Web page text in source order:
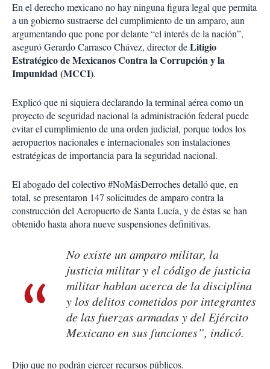
En el derecho mexicano no hay ninguna figura legal que permita
a un gobierno sustraerse del cumplimiento de un amparo, aun
argumentando que pone por delante “el interés de la nación”,
aseguró Gerardo Carrasco Chávez, director deLitigio
Estratégico de Mexicanos Contra la Corrupción y la
Impunidad (MCCI).
Explicó que ni siquiera declarando la terminal aérea como un
proyecto de seguridad nacional la administración federal puede
evitar el cumplimiento de una orden judicial, porque todos los
aeropuertos nacionales e internacionales son instalaciones
estratégicas de importancia para la seguridad nacional.
El abogado del colectivo #NoMásDerroches detalló que, en
total, se presentaron 147 solicitudes de amparo contra la
construcción del Aeropuerto de Santa Lucía, y de éstas se han
obtenido hasta ahora nueve suspensiones definitivas.
No existe un amparo militar, la
justicia militar y el código de justicia
militar hablan acerca de la disciplina
y los delitos cometidos por integrantes
de las fuerzas armadas y del Ejército
Mexicano en sus funciones”, indicó.
Dijo que no podrán ejercer recursos públicos.